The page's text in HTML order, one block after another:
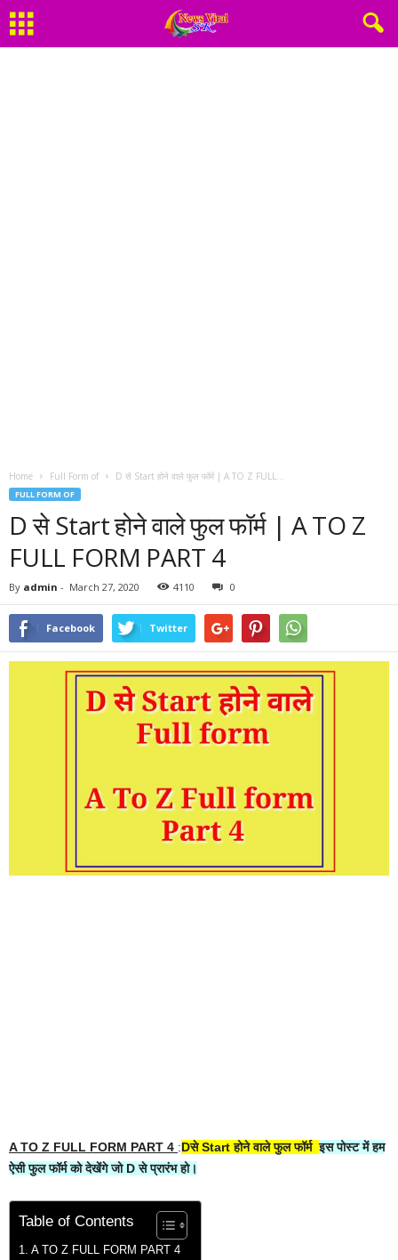
Home Full Form of D से Start होने वाले फुल फॉर्म | A TO Z FULL...
FULL FORM OF
D से Start होने वाले फुल फॉर्म | A TO Z
FULL FORM PART 4
By admin - March 27, 2020 4110 0
Facebook Twitter
A TO Z FULL FORM PART 4 :Dसे Start होने वाले फुल फॉर्मइस पोस्ट में हम
ऐसी फुल फॉर्म को देखेंगे जो D से प्रारंभ हो।
Table of Contents
A TO Z FULL FORM PART 4